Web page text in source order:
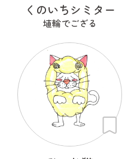
くのいちシミター
埴輪でござる